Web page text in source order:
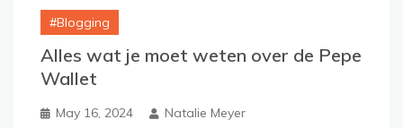
Blogging
Alles wat je moet weten over de Pepe
Wallet
May 16, 2024 Natalie Meyer